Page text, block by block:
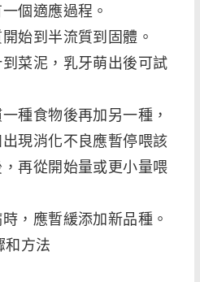
個適應過程。
始到半流質到固體。
菜泥，乳牙萌出後可試
種食物後再加另一種，
現消化不良應暫停喂該
再從開始量或更小量喂
，應暫緩添加新品種。
方法